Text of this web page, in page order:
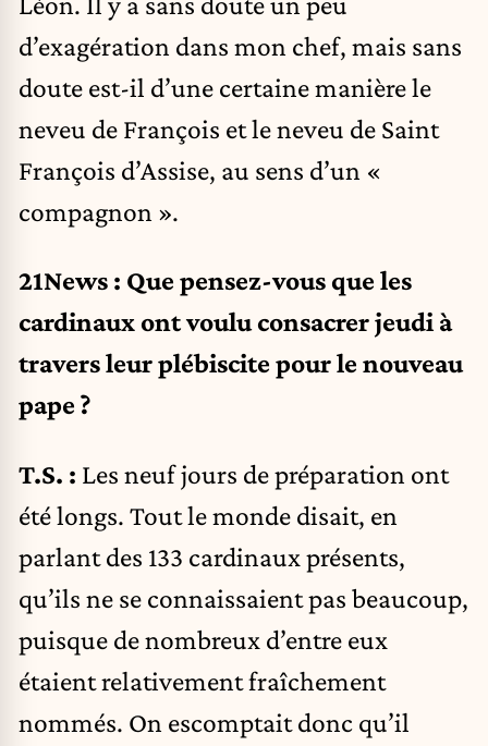
d’exagération dans mon chef, mais sans
doute est-il d’une certaine manière le
neveu de François et le neveu de Saint
François d’Assise, au sens d’un «
compagnon ».
21News : Que pensez-vous que les
cardinaux ont voulu consacrer jeudi à
travers leur plébiscite pour le nouveau
pape ?
T.S. : Les neuf jours de préparation ont
été longs. Tout le monde disait, en
parlant des 133 cardinaux présents,
qu’ils ne se connaissaient pas beaucoup,
puisque de nombreux d’entre eux
étaient relativement fraîchement
nommés. On escomptait donc qu’il